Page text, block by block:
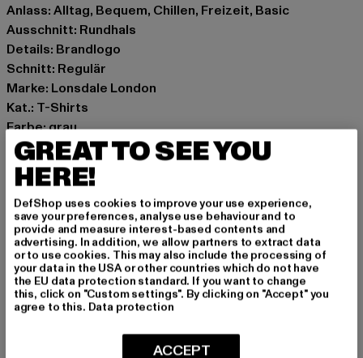
Anlass: Alltag, Bequem, Chillen, Freizeit, Basic
Ausschnitt: Rundhals
Details: Brandlogo
Schnitt: Regulär
Marke: Lonsdale London
Kat.: T-Shirts
Farbe: grau
Hersteller Farbe: anthracite/black
Materialzusammensetzung: 100% Baumwolle
Art.Nr: 112048-01747
Hersteller: Punch GmbH |info@punch-gmbh.de
Im Taubental 15a | 41468 Neuss | DE
GRÖSSE & PASSFORM
PFLEGEHINWEISE
GREAT TO SEE YOU
HERE!
DefShop uses cookies to improve your use experience,
save your preferences, analyse use behaviour and to
provide and measure interest-based contents and
advertising. In addition, we allow partners to extract data
or to use cookies. This may also include the processing of
your data in the USA or other countries which do not have
the EU data protection standard. If you want to change
this, click on "Custom settings". By clicking on "Accept" you
agree to this. Data protection
ACCEPT